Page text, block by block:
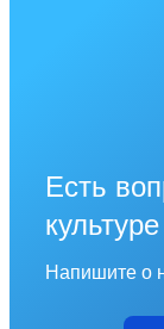
Есть
Напишите о